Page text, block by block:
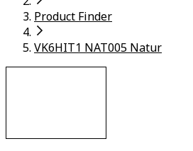
Product Finder
VK6HIT1 NAT005 Natur